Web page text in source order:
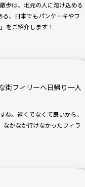
歩は、地元の人に溶け込める
、日本でもパンケーキやフ
をご紹介します！
街フィリーへ日帰り一人
。遠くでなくて良いから、
なかなか行けなかったフィラ